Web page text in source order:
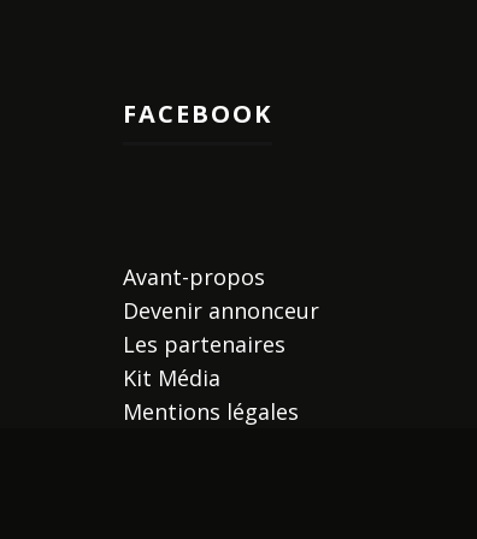
FACEBOOK
Avant-propos
Devenir annonceur
Les partenaires
Kit Média
Mentions légales